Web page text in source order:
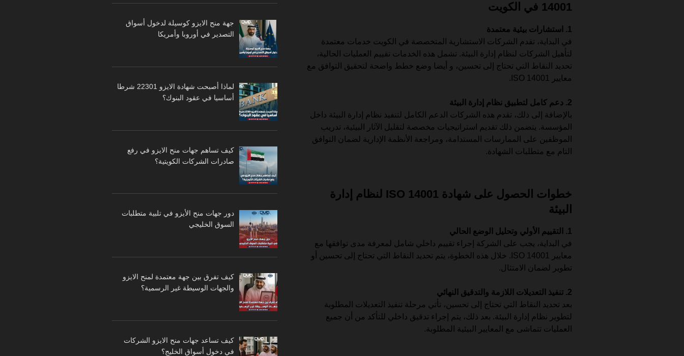
14001 في الكويت
1. استشارات بيئية معتمدة
في البداية، تقدم الشركات الاستشارية المتخصصة في الكويت خدمات معتمدة
لتأهيل الشركات لنظام إدارة البيئة. تشمل هذه الخدمات تقييم العمليات الحالية،
تحديد النقاط التي تحتاج إلى تحسين، و أيضا وضع خطط واضحة لتحقيق التوافق مع
معايير ISO 14001.
2. دعم كامل لتطبيق نظام إدارة البيئة
بالإضافة إلى ذلك، تقدم هذه الشركات الدعم الكامل لتنفيذ نظام إدارة البيئة داخل
المؤسسة. يتضمن ذلك تقديم استراتيجيات مخصصة لتقليل الآثار البيئية، تدريب
الموظفين على الممارسات المستدامة، ومراجعة الأنظمة الإدارية لضمان التوافق
التام مع متطلبات الشهادة.
خطوات الحصول على شهادة ISO 14001 لنظام إدارة
البيئة
1. التقييم الأولي وتحليل الوضع الحالي
في البداية، يجب على الشركة إجراء تقييم داخلي شامل لمعرفة مدى توافقها مع
معايير ISO 14001. خلال هذه الخطوة، يتم تحديد النقاط التي تحتاج إلى تحسين أو
تطوير لضمان الامتثال.
2. تنفيذ التعديلات اللازمة والتدقيق النهائي
بعد تحديد النقاط التي تحتاج إلى تحسين، تأتي مرحلة تنفيذ التعديلات المطلوبة
لتطوير نظام إدارة البيئة. بعد ذلك، يتم إجراء تدقيق داخلي للتأكد من أن جميع
العمليات تتماشى مع المعايير البيئية المطلوبة.
جهة منح الايزو كوسيلة لدخول أسواق
التصدير في أوروبا وأمريكا
لماذا أصبحت شهادة الايزو 22301 شرطا
أساسيا في عقود البنوك؟
كيف تساهم جهات منح الايزو في رفع
صادرات الشركات الكويتية؟
دور جهات منح الأيزو في تلبية متطلبات
السوق الخليجي
كيف تفرق بين جهة معتمدة لمنح الايزو
والجهات الوسيطة غير الرسمية؟
كيف تساعد جهات منح الايزو الشركات
في دخول أسواق الخليج؟